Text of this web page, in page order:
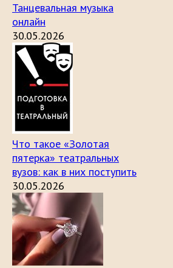
Танцевальная музыка
онлайн
30.05.2026
Что такое «Золотая
пятерка» театральных
вузов: как в них поступить
30.05.2026